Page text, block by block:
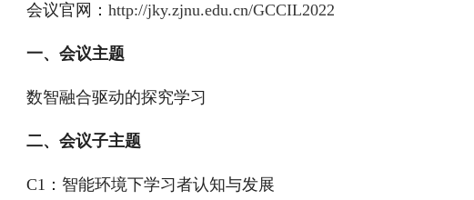
会议官网： http://jky.zjnu.edu.cn/GCCIL2022
一、会议主题
数智融合驱动的探究学习
二、会议子主题
C1：智能环境下学习者认知与发展